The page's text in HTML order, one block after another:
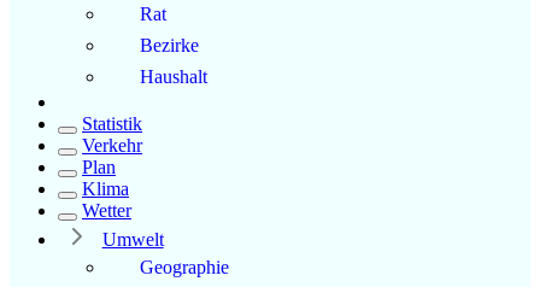
Rat
Bezirke
Haushalt
Statistik
Verkehr
Plan
Klima
Wetter
Umwelt
Geographie